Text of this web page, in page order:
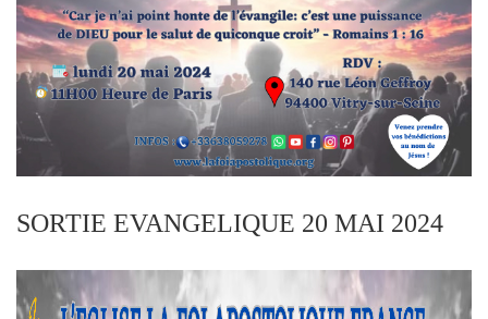
SORTIE EVANGELIQUE 20 MAI 2024